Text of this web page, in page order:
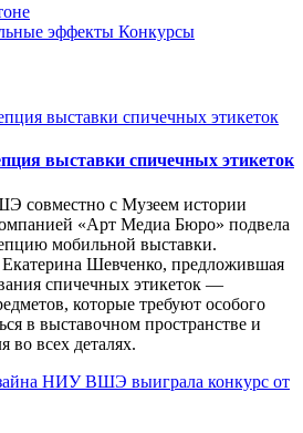
эффекты Конкурсы
выставки спичечных этикеток
совместно с Музеем истории
«Арт Медиа Бюро» подвела
мобильной выставки.
Шевченко, предложившая
спичечных этикеток —
которые требуют особого
в выставочном пространстве и
во всех деталях.